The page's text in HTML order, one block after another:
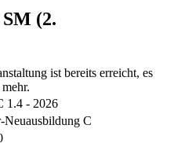
(2.
ist bereits erreicht, es
1.4 - 2026
Neuausbildung C